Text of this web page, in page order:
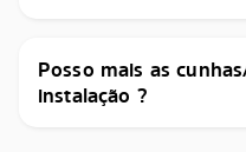
Posso mais as
instalação ?